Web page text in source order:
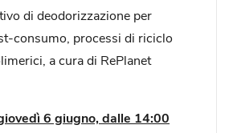
di deodorizzazione per
consumo, processi di riciclo
a cura di RePlanet
6 giugno, dalle 14:00